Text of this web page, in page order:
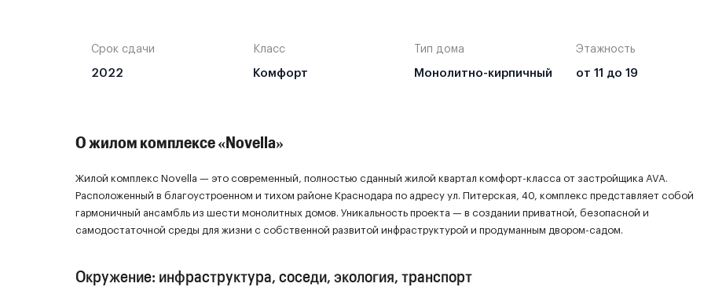
Срок сдачи
2022
Класс
Комфорт
Тип дома
Монолитно-кирпичный
Этажность
от 11 до 19
О жилом комплексе «Novella»
Жилой комплекс Novella — это современный, полностью сданный жилой квартал комфорт-класса от застройщика AVA.
Расположенный в благоустроенном и тихом районе Краснодара по адресу ул. Питерская, 40, комплекс представляет собой
гармоничный ансамбль из шести монолитных домов. Уникальность проекта — в создании приватной, безопасной и
самодостаточной среды для жизни с собственной развитой инфраструктурой и продуманным двором-садом.
Окружение: инфраструктура, соседи, экология, транспорт